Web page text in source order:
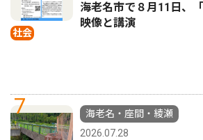
社会
海老名市で８月11日、
映像と講演
7
海老名・座間・綾瀬
2026.07.28